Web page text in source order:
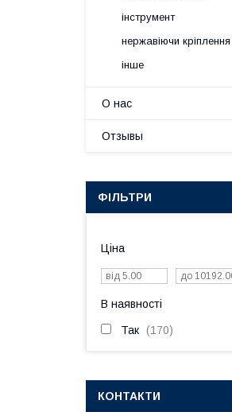
інструмент
нержавіючи кріплення
інше
О нас
Отзывы
ФІЛЬТРИ
Ціна
В наявності
Так 170
КОНТАКТИ